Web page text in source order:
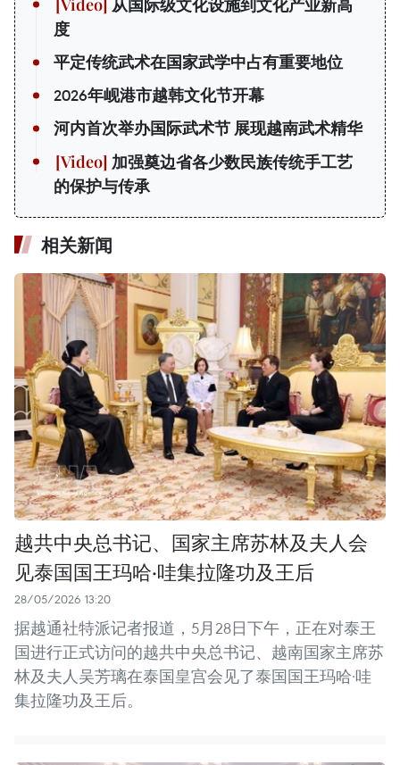
从国际级文化设施到文化产业新高
度
平定传统武术在国家武学中占有重要地位
2026年岘港市越韩文化节开幕
河内首次举办国际武术节 展现越南武术精华
加强奠边省各少数民族传统手工艺
的保护与传承
相关新闻
越共中央总书记、国家主席苏林及夫人会
见泰国国王玛哈·哇集拉隆功及王后
28/05/2026 13:20
据越通社特派记者报道，5月28日下午，正在对泰王
国进行正式访问的越共中央总书记、越南国家主席苏
林及夫人吴芳璃在泰国皇宫会见了泰国国王玛哈·哇
集拉隆功及王后。